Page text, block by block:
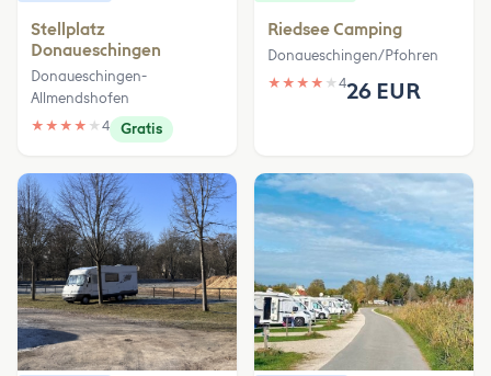
Stellplatz
Donaueschingen
Donaueschingen-
Allmendshofen
★ ★ ★ ★ ★ 4 Gratis
Riedsee Camping
Donaueschingen/Pfohren
★ ★ ★ ★ ★ 426 EUR